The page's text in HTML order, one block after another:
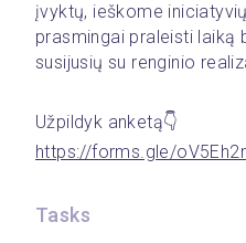
įvyktų, ieškome
prasmingai praleisti laiką
susijusių su renginio
Užpildyk anketą👇
https://forms.gle/
Tasks